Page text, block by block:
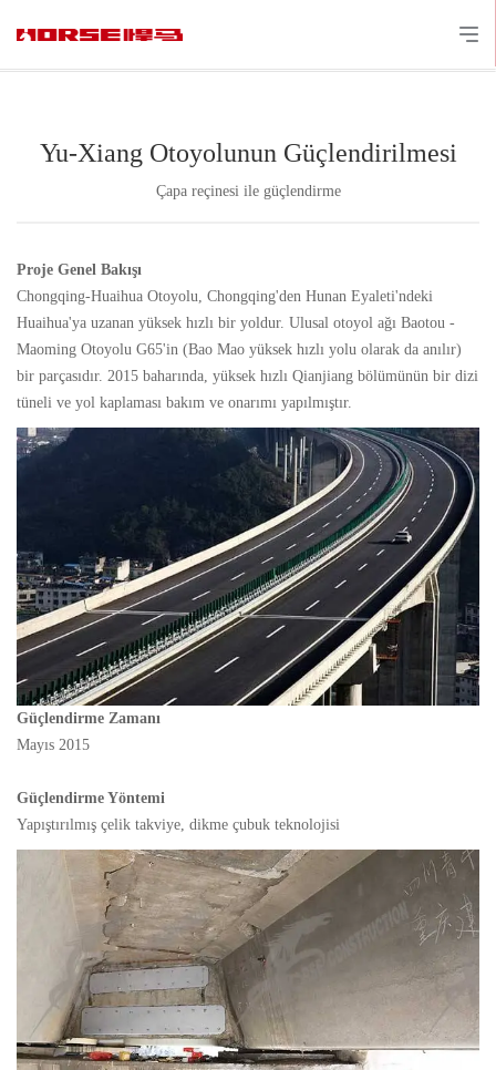
Yu-Xiang Otoyolunun Güçlendirilmesi
Çapa reçinesi ile güçlendirme
Proje Genel Bakışı
Chongqing-Huaihua Otoyolu, Chongqing'den Hunan Eyaleti'ndeki
Huaihua'ya uzanan yüksek hızlı bir yoldur. Ulusal otoyol ağı Baotou -
Maoming Otoyolu G65'in (Bao Mao yüksek hızlı yolu olarak da anılır)
bir parçasıdır. 2015 baharında, yüksek hızlı Qianjiang bölümünün bir dizi
tüneli ve yol kaplaması bakım ve onarımı yapılmıştır.
Güçlendirme Zamanı
Mayıs 2015
Güçlendirme Yöntemi
Yapıştırılmış çelik takviye, dikme çubuk teknolojisi